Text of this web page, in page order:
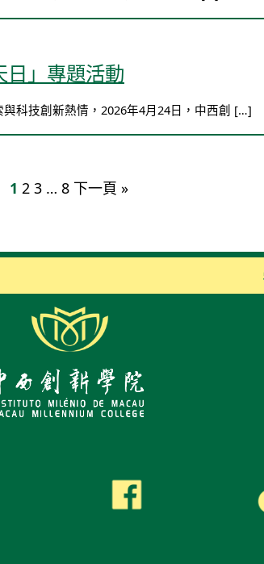
日」專題活動
科技創新熱情，2026年4月24日，中西創 […]
1 2 3 … 8 下一頁 »